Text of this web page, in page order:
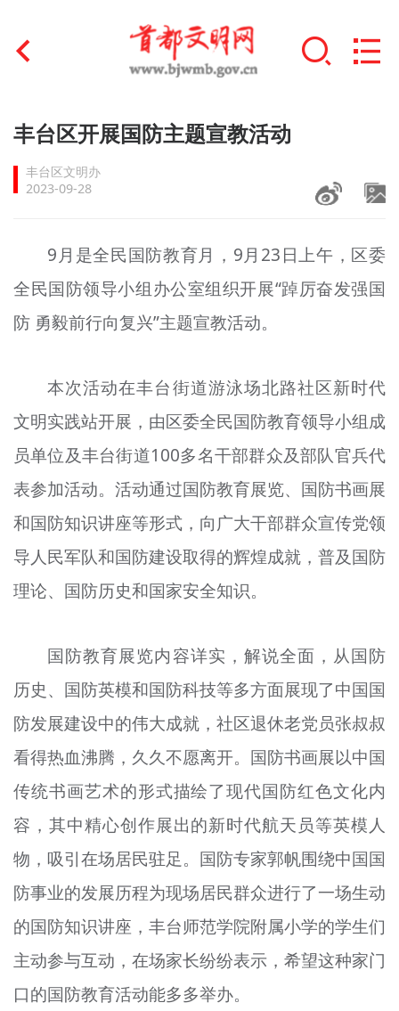
首页
文明创建
文明培育
+
未成年人思想道德建设
榜样人物
身边好人
文明评论
北京宣传文化引导基金
宣传思想文化人才
专题
资料库
丰台区开展国防主题宣教活动
丰台区文明办
2023-09-28
9月是全民国防教育月，9月23日上午，区委
全民国防领导小组办公室组织开展“踔厉奋发强国
防 勇毅前行向复兴”主题宣教活动。
本次活动在丰台街道游泳场北路社区新时代
文明实践站开展，由区委全民国防教育领导小组成
员单位及丰台街道100多名干部群众及部队官兵代
表参加活动。活动通过国防教育展览、国防书画展
和国防知识讲座等形式，向广大干部群众宣传党领
导人民军队和国防建设取得的辉煌成就，普及国防
理论、国防历史和国家安全知识。
国防教育展览内容详实，解说全面，从国防
历史、国防英模和国防科技等多方面展现了中国国
防发展建设中的伟大成就，社区退休老党员张叔叔
看得热血沸腾，久久不愿离开。国防书画展以中国
传统书画艺术的形式描绘了现代国防红色文化内
容，其中精心创作展出的新时代航天员等英模人
物，吸引在场居民驻足。国防专家郭帆围绕中国国
防事业的发展历程为现场居民群众进行了一场生动
的国防知识讲座，丰台师范学院附属小学的学生们
主动参与互动，在场家长纷纷表示，希望这种家门
口的国防教育活动能多多举办。